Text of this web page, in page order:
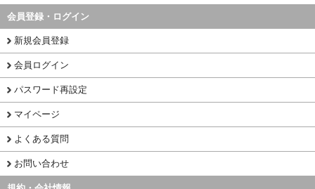
会員登録・ログイン
新規会員登録
会員ログイン
パスワード再設定
マイページ
よくある質問
お問い合わせ